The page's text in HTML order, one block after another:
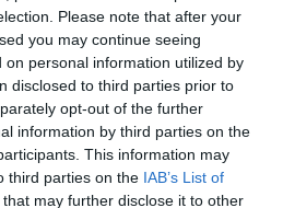
Please note that after your
you may continue seeing
on personal information utilized by
disclosed to third parties prior to
opt-out of the further
information by third parties on the
This information may
third parties on the IAB’s List of
that may further disclose it to other
descripts
seriosos des
de la
protecció